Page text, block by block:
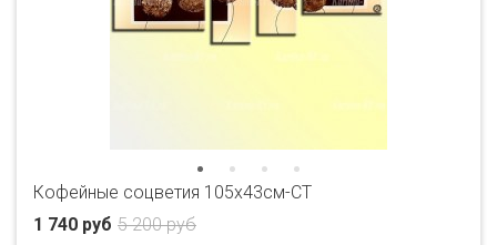
Кофейные соцветия 105х43см-CT
5 200 руб
1 740 руб